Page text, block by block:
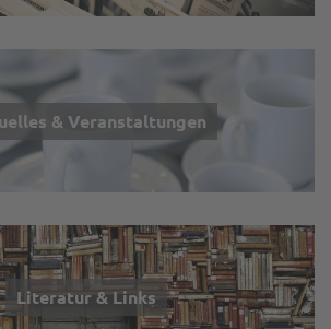
& Veranstaltungen
Literatur & Links